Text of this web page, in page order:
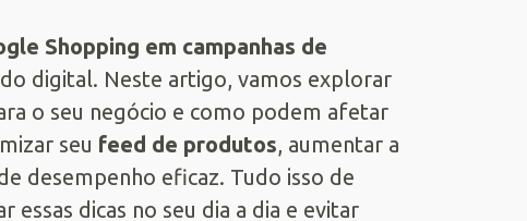
Shopping em campanhas de
digital. Neste artigo, vamos explorar
o seu negócio e como podem afetar
seu feed de produtos, aumentar a
desempenho eficaz. Tudo isso de
essas dicas no seu dia a dia e evitar